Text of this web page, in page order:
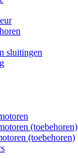
sluitingen
(toebehoren)
(toebehoren)